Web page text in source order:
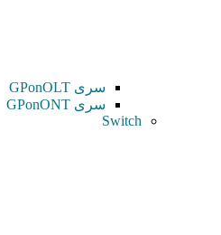
سری GPonOLT
سری GPonONT
Switch